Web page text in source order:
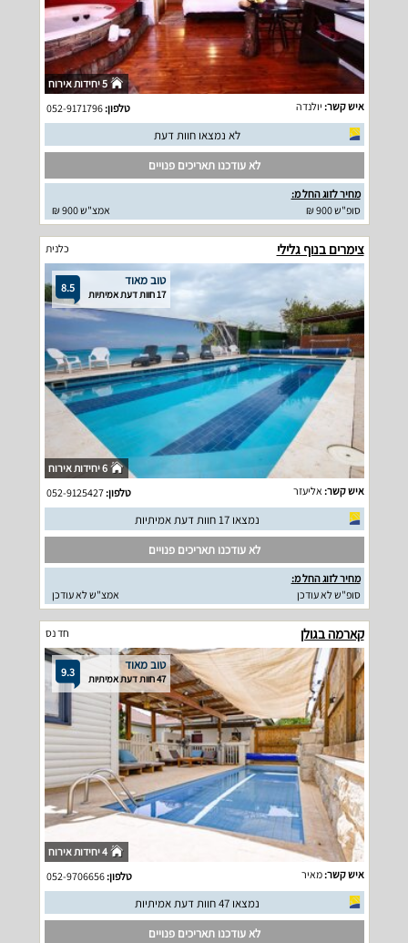
5 יחידות אירוח
איש קשר: יולנדה טלפון:052-9171796
לא נמצאו חוות דעת
לא עודכנו תאריכים פנויים
מחיר לזוג החל מ:
סופ"ש 900 ₪
אמצ"ש 900 ₪
צימרים בנוף גלילי כלנית
8.5 טוב מאוד
17 חוות דעת אמיתיות
6 יחידות אירוח
איש קשר: אליעזר טלפון:052-9125427
נמצאו 17 חוות דעת אמיתיות
לא עודכנו תאריכים פנויים
מחיר לזוג החל מ:
סופ"ש לא עודכן
אמצ"ש לא עודכן
קארמה בגולן חד נס
9.3 טוב מאוד
47 חוות דעת אמיתיות
4 יחידות אירוח
איש קשר:מאיר טלפון:052-9706656
נמצאו 47 חוות דעת אמיתיות
לא עודכנו תאריכים פנויים